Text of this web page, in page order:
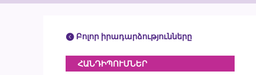
Բոլոր իրադարձությունները
ՀԱՆԴԻՊՈՒՄՆԵՐ